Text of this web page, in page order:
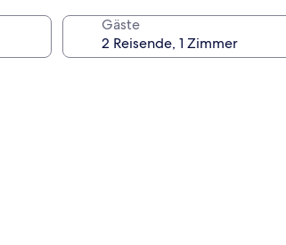
Gäste